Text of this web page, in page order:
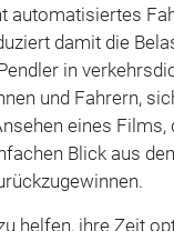
automatisiertes
damit die
in
und Fahrern,
eines
Blick aus
helfen, ihre Zeit